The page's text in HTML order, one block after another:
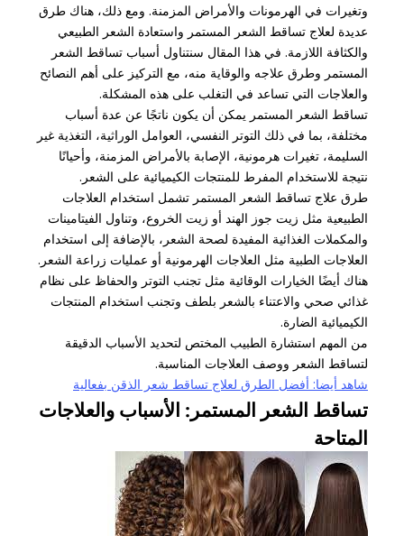
وتغيرات في الهرمونات والأمراض المزمنة. ومع ذلك، هناك طرق
عديدة لعلاج تساقط الشعر المستمر واستعادة الشعر الطبيعي
والكثافة اللازمة. في هذا المقال سنتناول أسباب تساقط الشعر
المستمر وطرق علاجه والوقاية منه، مع التركيز على أهم النصائح
والعلاجات التي تساعد في التغلب على هذه المشكلة.
تساقط الشعر المستمر يمكن أن يكون ناتجًا عن عدة أسباب
مختلفة، بما في ذلك التوتر النفسي، العوامل الوراثية، التغذية غير
السليمة، تغيرات هرمونية، الإصابة بالأمراض المزمنة، وأحيانًا
نتيجة للاستخدام المفرط للمنتجات الكيميائية على الشعر.
طرق علاج تساقط الشعر المستمر تشمل استخدام العلاجات
الطبيعية مثل زيت جوز الهند أو زيت الخروع، وتناول الفيتامينات
والمكملات الغذائية المفيدة لصحة الشعر، بالإضافة إلى استخدام
العلاجات الطبية مثل العلاجات الهرمونية أو عمليات زراعة الشعر.
هناك أيضًا الخيارات الوقائية مثل تجنب التوتر والحفاظ على نظام
غذائي صحي والاعتناء بالشعر بلطف وتجنب استخدام المنتجات
الكيميائية الضارة.
من المهم استشارة الطبيب المختص لتحديد الأسباب الدقيقة
لتساقط الشعر ووصف العلاجات المناسبة.
شاهد أيضا: أفضل الطرق لعلاج تساقط شعر الذقن بفعالية
تساقط الشعر المستمر: الأسباب والعلاجات
المتاحة